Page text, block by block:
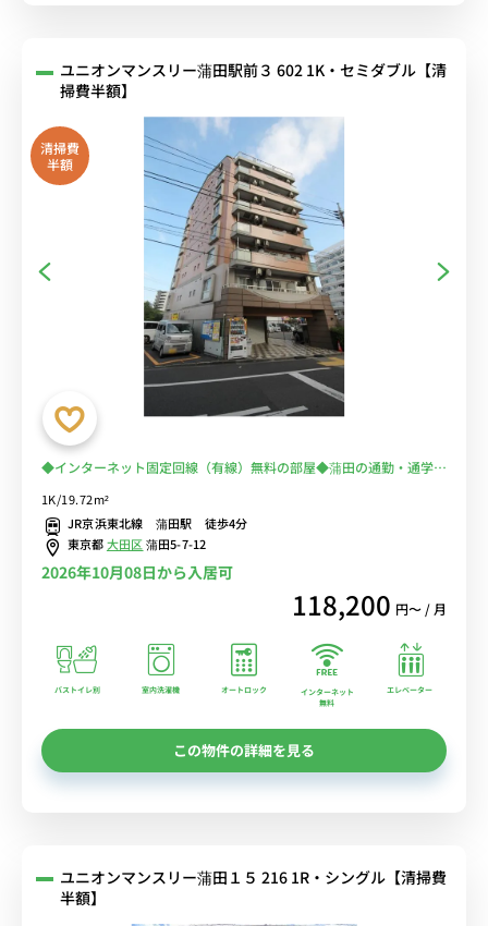
ユニオンマンスリー蒲田駅前３ 602 1K・セミダブル【清
掃費半額】
清掃費
半額
◆インターネット固定回線（有線）無料の部屋◆蒲田の通勤・通学に
1K/19.72m²
JR京浜東北線 蒲田駅 徒歩4分
東京都大田区蒲田5-7-12
2026年10月08日から入居可
118,200 円〜 / 月
バストイレ別 室内洗濯機 オートロック
インターネット
無料
エレベーター
この物件の詳細を見る
ユニオンマンスリー蒲田１５ 216 1R・シングル【清掃費
半額】